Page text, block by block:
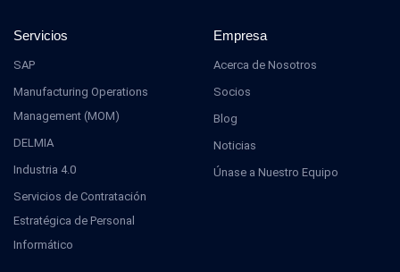
Servicios
SAP
Manufacturing Operations
Management (MOM)
DELMIA
Industria 4.0
Servicios de Contratación
Estratégica de Personal
Informático
Empresa
Acerca de Nosotros
Socios
Blog
Noticias
Únase a Nuestro Equipo